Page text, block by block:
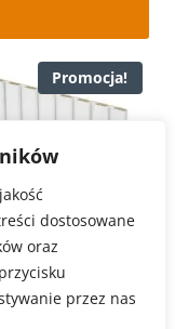
dostosowane
oraz
przez nas
Promocja!